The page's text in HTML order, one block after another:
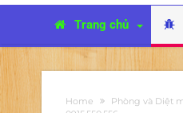
Trang chủ
Home Phòng và Diệt